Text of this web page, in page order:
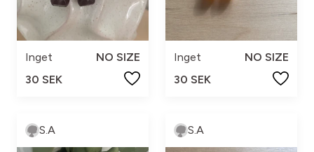
Inget
NO SIZE
30 SEK
Inget
NO SIZE
30 SEK
S.A S.A